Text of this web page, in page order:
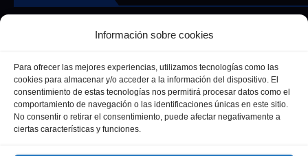
Información sobre cookies
Para ofrecer las mejores experiencias, utilizamos tecnologías como las
cookies para almacenar y/o acceder a la información del dispositivo. El
consentimiento de estas tecnologías nos permitirá procesar datos como el
comportamiento de navegación o las identificaciones únicas en este sitio.
No consentir o retirar el consentimiento, puede afectar negativamente a
ciertas características y funciones.
Andalucía Cultura Deportes